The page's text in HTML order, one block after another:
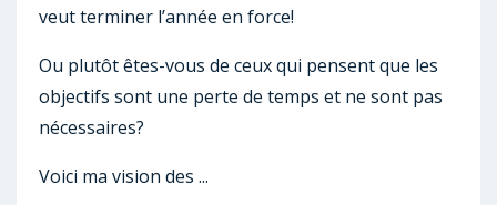
veut terminer l’année en force!
Ou plutôt êtes-vous de ceux qui pensent que les
objectifs sont une perte de temps et ne sont pas
nécessaires?
Voici ma vision des ...